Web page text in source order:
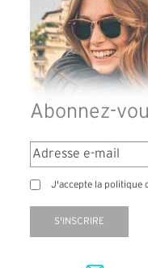
Abonnez-
J'accepte la politique
S'INSCRIRE